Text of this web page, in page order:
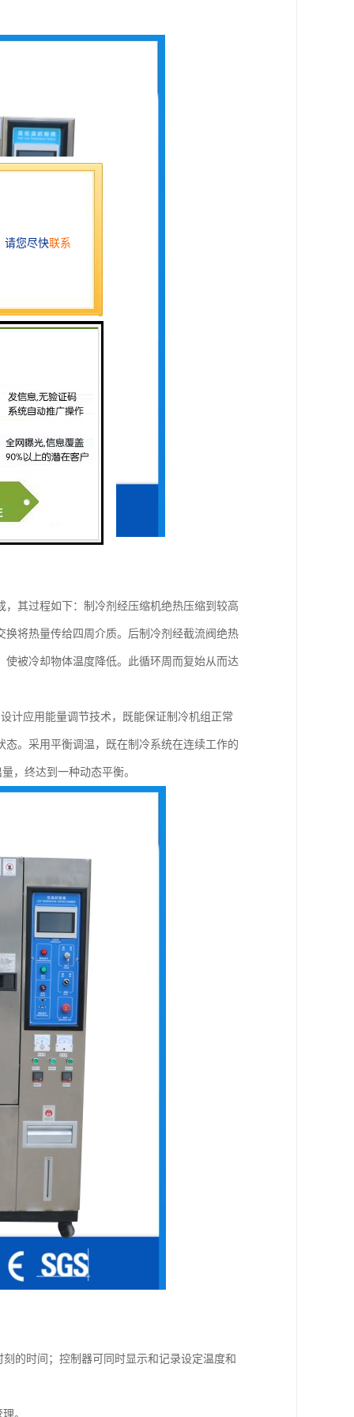
其过程如下：制冷剂经压缩机绝热压缩到较高
将热量传给四周介质。后制冷剂经截流阀绝热
被冷却物体温度降低。此循环周而复始从而达
计应用能量调节技术，既能保证制冷机组正常
。采用平衡调温，既在制冷系统在连续工作的
，终达到一种动态平衡。
的时间；控制器可同时显示和记录设定温度和
。